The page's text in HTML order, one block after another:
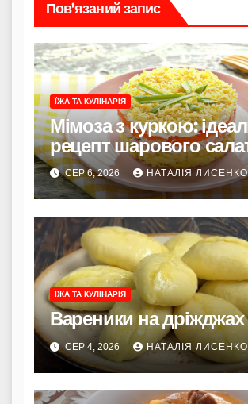
Пов’язаний запис
ЇЖА ТА КУЛІНАРІЯ
Мімоза з куркою:
рецепт шарового
риби
СЕР 6, 2026 НАТАЛІЯ ЛИСЕНКО
ЇЖА ТА КУЛІНАРІЯ
Вареники на дріжджах
СЕР 4, 2026 НАТАЛІЯ ЛИСЕНКО